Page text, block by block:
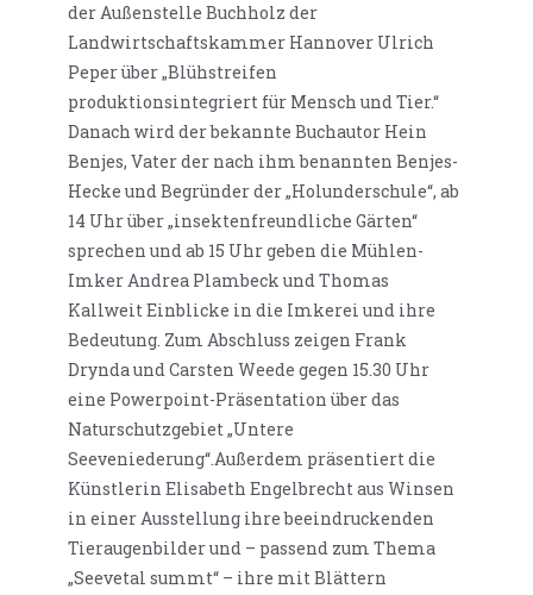
der Außenstelle Buchholz der
Landwirtschaftskammer Hannover Ulrich
Peper über „Blühstreifen
produktionsintegriert für Mensch und Tier.“
Danach wird der bekannte Buchautor Hein
Benjes, Vater der nach ihm benannten Benjes-
Hecke und Begründer der „Holunderschule“, ab
14 Uhr über „insektenfreundliche Gärten“
sprechen und ab 15 Uhr geben die Mühlen-
Imker Andrea Plambeck und Thomas
Kallweit Einblicke in die Imkerei und ihre
Bedeutung. Zum Abschluss zeigen Frank
Drynda und Carsten Weede gegen 15.30 Uhr
eine Powerpoint-Präsentation über das
Naturschutzgebiet „Untere
Seeveniederung“.Außerdem präsentiert die
Künstlerin Elisabeth Engelbrecht aus Winsen
in einer Ausstellung ihre beeindruckenden
Tieraugenbilder und – passend zum Thema
„Seevetal summt“ – ihre mit Blättern